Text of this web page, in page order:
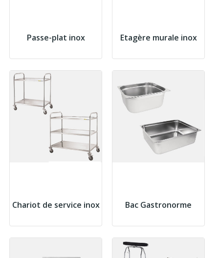
Passe-plat inox Etagère murale inox
Chariot de service inox Bac Gastronorme